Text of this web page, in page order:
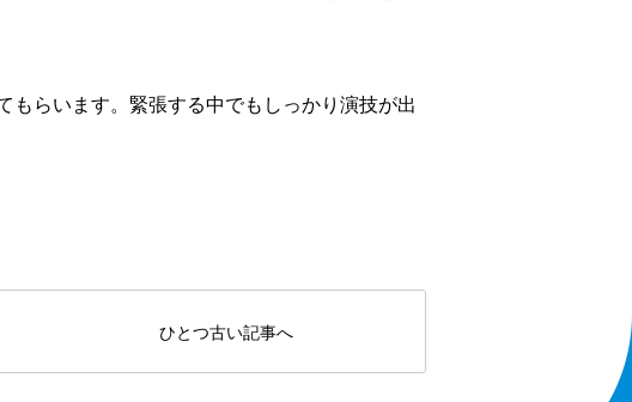
もらいます。緊張する中でもしっかり演技が出
ひとつ古い記事へ